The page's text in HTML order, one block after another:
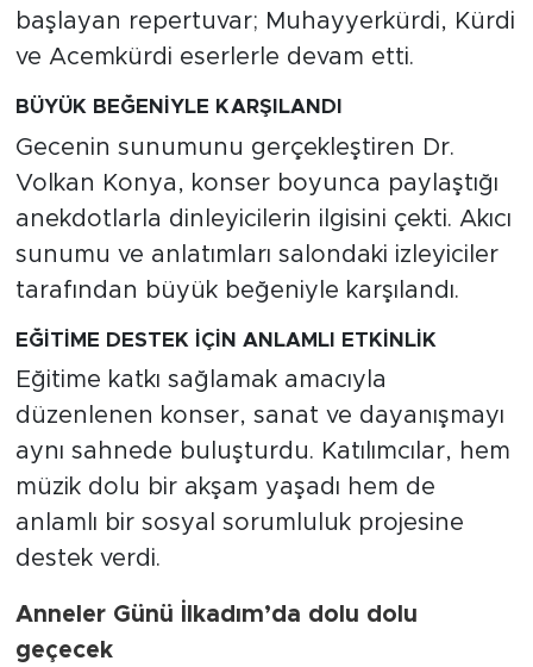
başlayan repertuvar; Muhayyerkürdi, Kürdi
ve Acemkürdi eserlerle devam etti.
BÜYÜK BEĞENİYLE KARŞILANDI
Gecenin sunumunu gerçekleştiren Dr.
Volkan Konya, konser boyunca paylaştığı
anekdotlarla dinleyicilerin ilgisini çekti. Akıcı
sunumu ve anlatımları salondaki izleyiciler
tarafından büyük beğeniyle karşılandı.
EĞİTİME DESTEK İÇİN ANLAMLI ETKİNLİK
Eğitime katkı sağlamak amacıyla
düzenlenen konser, sanat ve dayanışmayı
aynı sahnede buluşturdu. Katılımcılar, hem
müzik dolu bir akşam yaşadı hem de
anlamlı bir sosyal sorumluluk projesine
destek verdi.
Anneler Günü İlkadım’da dolu dolu
geçecek